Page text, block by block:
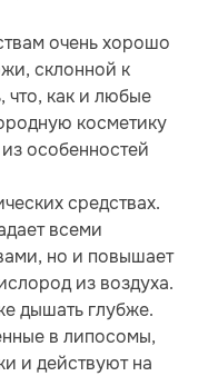
очень хорошо
склонной к
что, как и любые
косметику
особенностей
средствах.
всеми
но и повышает
из воздуха.
дышать глубже.
в липосомы,
и действуют на